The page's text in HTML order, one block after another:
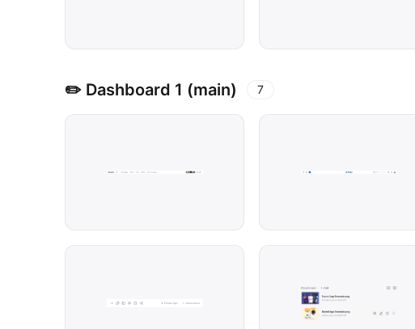
✏️ Dashboard 1 (main) 7